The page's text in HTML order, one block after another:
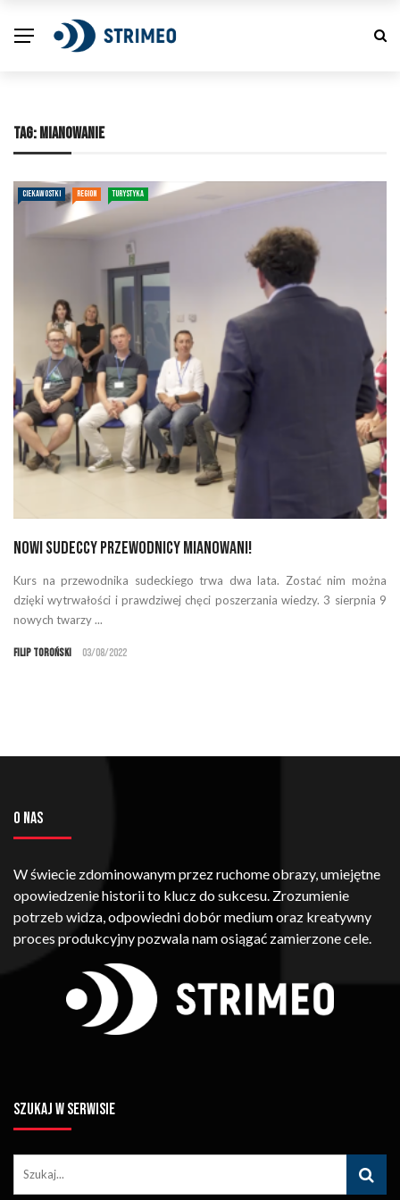
TAG: MIANOWANIE
CIEKAWOSTKI REGION TURYSTYKA
Nowi sudeccy przewodnicy mianowani!
Kurs na przewodnika sudeckiego trwa dwa lata. Zostać nim można
dzięki wytrwałości i prawdziwej chęci poszerzania wiedzy. 3 sierpnia 9
nowych twarzy ...
Filip Toroński 03/08/2022
O NAS
W świecie zdominowanym przez ruchome obrazy, umiejętne
opowiedzenie historii to klucz do sukcesu. Zrozumienie
potrzeb widza, odpowiedni dobór medium oraz kreatywny
proces produkcyjny pozwala nam osiągać zamierzone cele.
SZUKAJ W SERWISIE